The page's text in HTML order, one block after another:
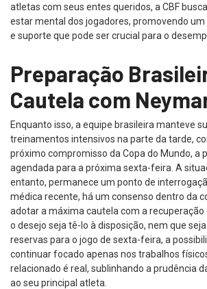
atletas com seus entes queridos, a CBF
estar mental dos jogadores, promovendo
e suporte que pode ser crucial para o
Preparação
Cautela com
Enquanto isso, a equipe brasileira manteve
treinamentos intensivos na parte da tarde,
próximo compromisso da Copa do Mundo, a
agendada para a próxima sexta-feira. A
entanto, permanece um ponto de
médica recente, há um consenso dentro da
adotar a máxima cautela com a recuperação
o desejo seja tê-lo à disposição, nem que
reservas para o jogo de sexta-feira, a
continuar focado apenas nos trabalhos
relacionado é real, sublinhando a prudência
ao seu principal atleta.